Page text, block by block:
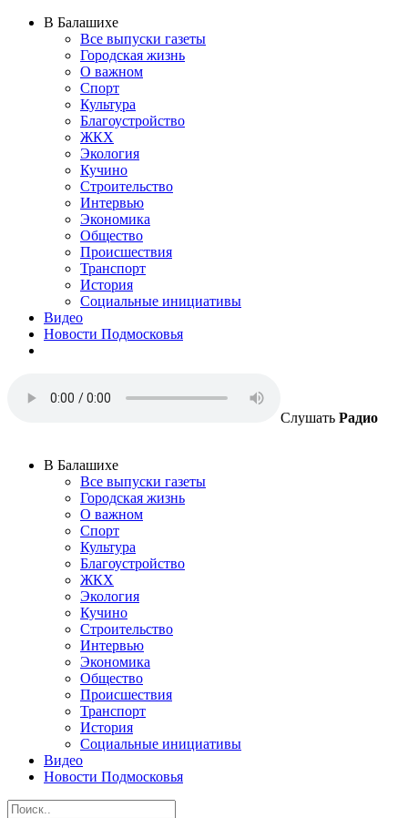
В Балашихе
Все выпуски газеты
Городская жизнь
О важном
Спорт
Культура
Благоустройство
ЖКХ
Экология
Кучино
Строительство
Интервью
Экономика
Общество
Происшествия
Транспорт
История
Социальные инициативы
Видео
Новости Подмосковья
Слушать Радио
В Балашихе
Все выпуски газеты
Городская жизнь
О важном
Спорт
Культура
Благоустройство
ЖКХ
Экология
Кучино
Строительство
Интервью
Экономика
Общество
Происшествия
Транспорт
История
Социальные инициативы
Видео
Новости Подмосковья